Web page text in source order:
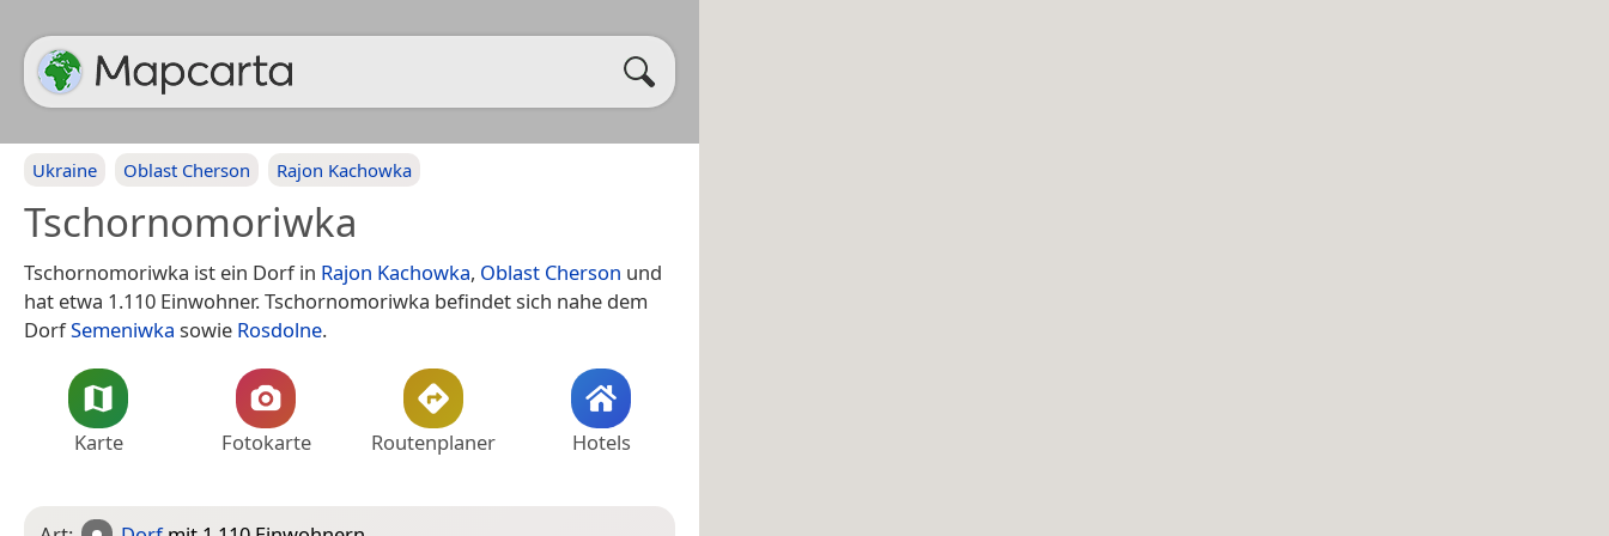
Ukraine Oblast Cherson Rajon Kachowka
Tschornomoriwka
Tschornomoriwka ist ein Dorf in Rajon Kachowka, Oblast Cherson und
hat etwa 1.110 Einwohner. Tschornomoriwka befindet sich nahe dem
DorfSemeniwka sowie Rosdolne.
Karte Fotokarte Routenplaner Hotels